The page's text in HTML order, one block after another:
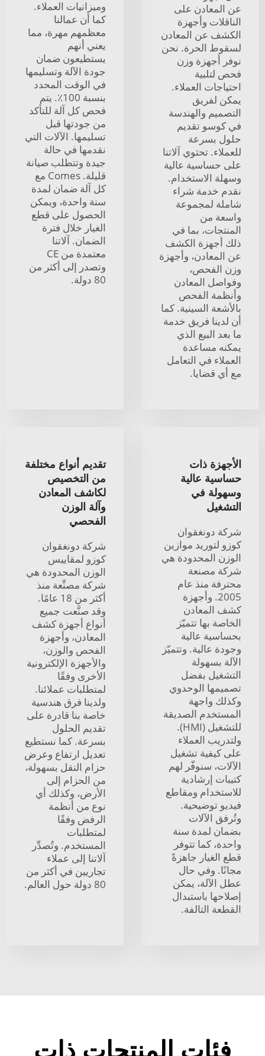
عن المعادن على
الناقلات وأجهزة
الكشف عن المعادن
لسقوط الحرة. نحن
نوفر أجهزة وزن
فحص لتلبية
احتياجات العملاء.
يمكن لفريق
التصميم والهندسة
في كوسو تقديم
حلول بسرعة
للعملاء. تحتوي آلاتنا
على حساسية عالية
وسهلة الاستخدام.
نقدم خدمة شراء
شاملة لمجموعة
واسعة من
المنتجات، بما في
ذلك أجهزة الكشف
عن المعادن، وأجهزة
وزن الفحص،
وفواصل المعادن
وأنظمة الفحص
بالأشعة السينية. كما
أن لدينا فريق خدمة
ما بعد البيع الذي
يمكنه مساعدة
العملاء في التعامل
مع أي قضايا.
وميزانيات العملاء.
كما أن عمالنا
معظمهم مهرة، مما
يعني أنهم
يستطيعون ضمان
جودة الآلة وتسليمها
في الوقت المحدد
بنسبة 100٪. يتم
فحص كل آلة للتأكد
من جودتها قبل
تسليمها. الآلات التي
نقدمها في حالة
جيدة وتتطلب صيانة
قليلة. Comes مع
كل آلة ضمان لمدة
سنة واحدة، ويمكن
الحصول على قطع
الغيار خلال فترة
الضمان. آلاتنا
معتمدة من CE
وتصدر إلى أكثر من
80 دولة.
الأجهزة ذات
حساسية عالية
وسهولة في
التشغيل
شركة دونغقوان
كوزو لتوريد موازين
الوزن المحدودة هي
شركة مصنعة
محترفة منذ عام
2005. وأجهزة
كشف المعادن
الخاصة بها تتميّز
بحساسية عالية
وجودة عالية. وتتميّز
الآلة بسهولة
التشغيل بفضل
تصميمها الوحدوي
وكذلك واجهة
المستخدم الصديقة
للتشغيل (HMI).
ولتدريب العملاء
على كيفية تشغيل
الآلات، سنوفّر لهم
كتيبات إرشادية
للاستخدام ومقاطع
فيديو توضيحية.
وتُرفق الآلات
بضمان لمدة سنة
واحدة، كما تتوفر
قطع الغيار جاهزةً
مجانًا. وفي حال
عطل الآلة، يمكن
إصلاحها باستبدال
القطعة التالفة.
تقديم أنواع مختلفة
من التخصيص
لكاشف المعادن
وآلة الوزن
الفحصي
شركة دونغقوان
كوزو لمقاييس
الوزن المحدودة هي
شركة مصنِّعة منذ
أكثر من 18 عامًا.
وقد صنَّعت جميع
أنواع أجهزة كشف
المعادن، وأجهزة
الفحص والوزن،
والأجهزة الإلكترونية
الأخرى وفقًا
لمتطلبات عملائنا.
ولدينا فرق هندسية
خاصة بنا قادرة على
تقديم الحلول
بسرعة. كما نستطيع
تعديل ارتفاع وعرض
حزام النقل بسهولة،
من الحزام إلى
الأرض، وكذلك أي
نوع من أنظمة
الرفض وفقًا
لمتطلبات
المستخدم. وتُصدِّر
آلاتنا إلى عملاء
تجاريين في أكثر من
80 دولة حول العالم.